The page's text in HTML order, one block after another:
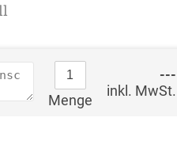
Menge
---
inkl. MwSt.